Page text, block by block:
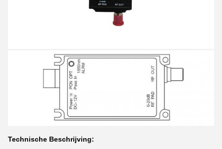
Technische Beschrijving: